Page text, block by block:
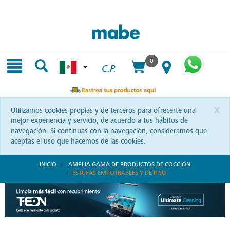
C.P.
0
x
Utilizamos cookies propias y de terceros para ofrecerte una
mejor experiencia y servicio, de acuerdo a tus hábitos de
navegación. Si continuas con la navegación, consideramos que
aceptas el uso que hacemos de las cookies.
INICIO
AMPLIA GAMA DE PRODUCTOS DE COCCIÓN
ESTUFAS EMPOTRABLES Y DE PISO